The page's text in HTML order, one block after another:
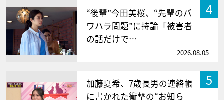
4
“後輩”今田美桜、“先輩のパ
ワハラ問題”に持論「被害者
の話だけで…
2026.08.05
5
加藤夏希、7歳長男の連絡帳
に書かれた衝撃の“お知ら